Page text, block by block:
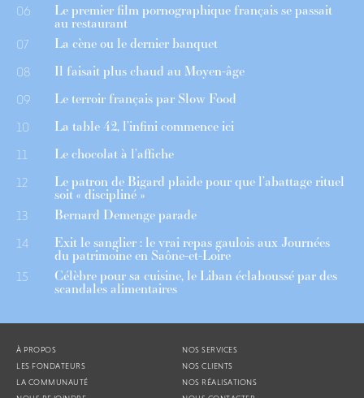
06 Le premier film pornographique français se passait
au restaurant
07 La cène ou le dernier banquet
08 Il faisait plus chaud au Moyen-âge
09 Le terroir français par Slow Food
10 La table 42, l’infini commence ici
11 Le chocolat à l’affiche
12 Le patron de Bigard plaide pour que l’abattage rituel
soit « discipliné »
13 Bernard Demenge parade
14 Exit le sanglier : le vrai repas gaulois aux Journées
du patrimoine en Saône-et-Loire
15 Célèbre pour sa cuisine, le Liban éclaboussé par des
scandales alimentaires
À PROPOS
LES FONDATEURS
LA COMMUNAUTÉ
NOS SERVICES
NOS CLIENTS
NOS RÉALISATIONS